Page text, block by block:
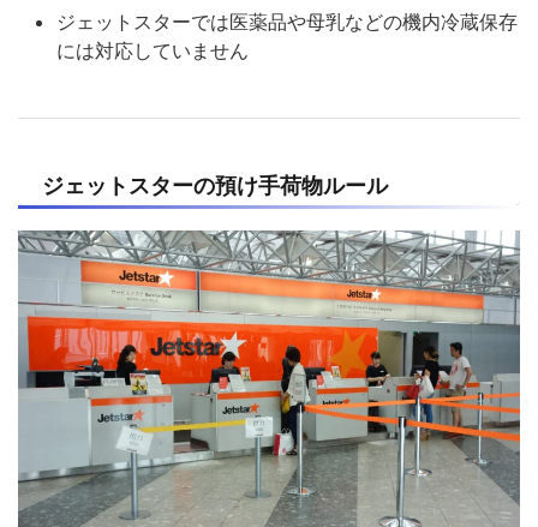
ジェットスターでは医薬品や母乳などの機内冷蔵保存
には対応していません
ジェットスターの預け手荷物ルール